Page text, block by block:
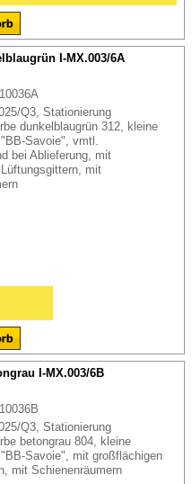
I-MX.003/6A
Q3, Stationierung
dunkelblaugrün 312, kleine
Savoie", vmtl.
bei Ablieferung, mit
mit
I-MX.003/6B
Q3, Stationierung
betongrau 804, kleine
Savoie", mit großflächigen
mit Schienenräumern